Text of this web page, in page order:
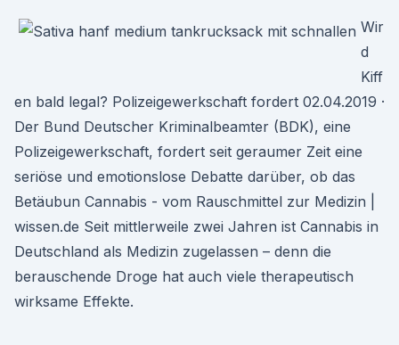
Wir
d
Kiff
en bald legal? Polizeigewerkschaft fordert 02.04.2019 ·
Der Bund Deutscher Kriminalbeamter (BDK), eine
Polizeigewerkschaft, fordert seit geraumer Zeit eine
seriöse und emotionslose Debatte darüber, ob das
Betäubun Cannabis - vom Rauschmittel zur Medizin |
wissen.de Seit mittlerweile zwei Jahren ist Cannabis in
Deutschland als Medizin zugelassen – denn die
berauschende Droge hat auch viele therapeutisch
wirksame Effekte.